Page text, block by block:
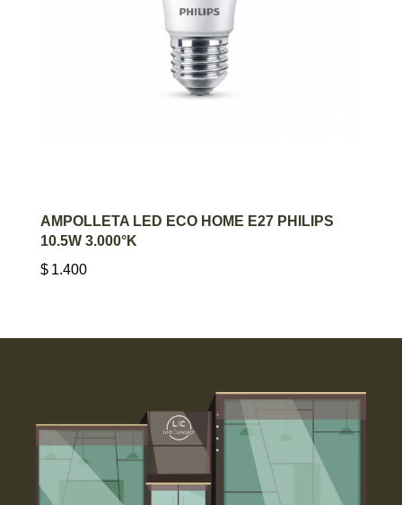
AGREGAR AL CARRITO
AMPOLLETA LED ECO HOME E27 PHILIPS
10.5W 3.000°K
$ 1.400